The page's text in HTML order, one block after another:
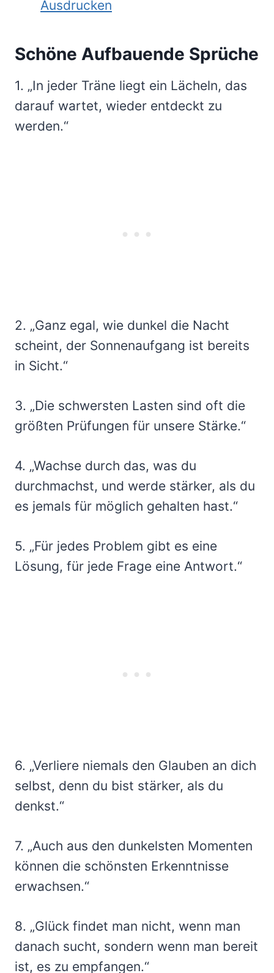
Ausdrucken
Schöne Aufbauende Sprüche
1. „In jeder Träne liegt ein Lächeln, das
darauf wartet, wieder entdeckt zu
werden.“
2. „Ganz egal, wie dunkel die Nacht
scheint, der Sonnenaufgang ist bereits
in Sicht.“
3. „Die schwersten Lasten sind oft die
größten Prüfungen für unsere Stärke.“
4. „Wachse durch das, was du
durchmachst, und werde stärker, als du
es jemals für möglich gehalten hast.“
5. „Für jedes Problem gibt es eine
Lösung, für jede Frage eine Antwort.“
6. „Verliere niemals den Glauben an dich
selbst, denn du bist stärker, als du
denkst.“
7. „Auch aus den dunkelsten Momenten
können die schönsten Erkenntnisse
erwachsen.“
8. „Glück findet man nicht, wenn man
danach sucht, sondern wenn man bereit
ist, es zu empfangen.“